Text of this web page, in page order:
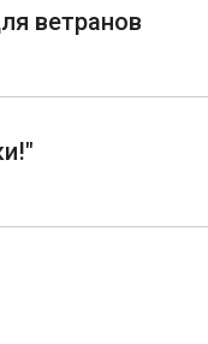
ветранов